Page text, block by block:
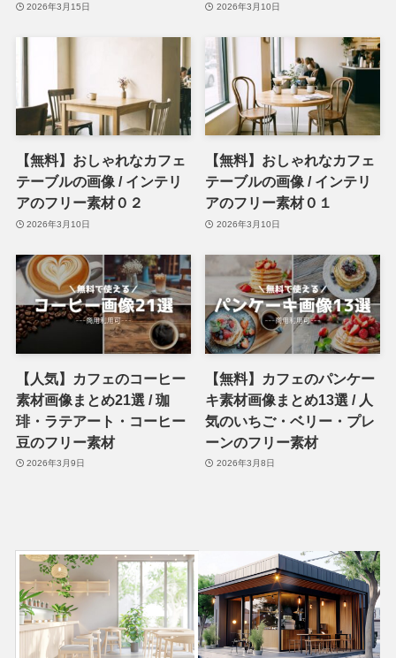
2026年3月15日 2026年3月10日
【無料】おしゃれなカフェ
テーブルの画像 / インテリ
アのフリー素材０２
2026年3月10日
【無料】おしゃれなカフェ
テーブルの画像 / インテリ
アのフリー素材０１
2026年3月10日
【人気】カフェのコーヒー
素材画像まとめ21選 / 珈
琲・ラテアート・コーヒー
豆のフリー素材
2026年3月9日
【無料】カフェのパンケー
キ素材画像まとめ13選 / 人
気のいちご・ベリー・プレ
ーンのフリー素材
2026年3月8日